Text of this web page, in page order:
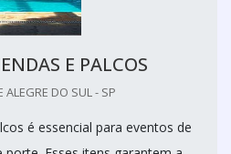
E PALCOS
DO SUL - SP
é essencial para eventos de